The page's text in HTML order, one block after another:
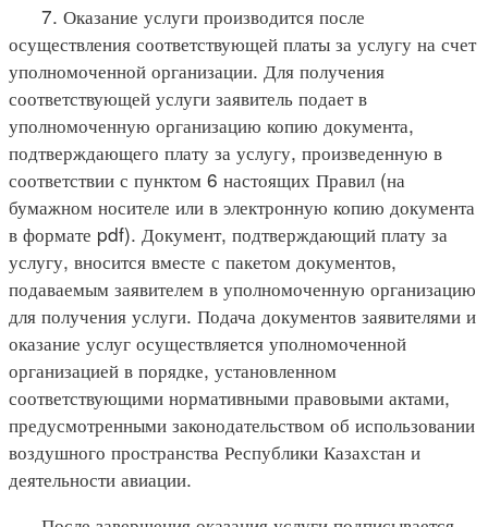
7. Оказание услуги производится после
осуществления соответствующей платы за услугу на счет
уполномоченной организации. Для получения
соответствующей услуги заявитель подает в
уполномоченную организацию копию документа,
подтверждающего плату за услугу, произведенную в
соответствии с пунктом 6 настоящих Правил (на
бумажном носителе или в электронную копию документа
в формате pdf). Документ, подтверждающий плату за
услугу, вносится вместе с пакетом документов,
подаваемым заявителем в уполномоченную организацию
для получения услуги. Подача документов заявителями и
оказание услуг осуществляется уполномоченной
организацией в порядке, установленном
соответствующими нормативными правовыми актами,
предусмотренными законодательством об использовании
воздушного пространства Республики Казахстан и
деятельности авиации.